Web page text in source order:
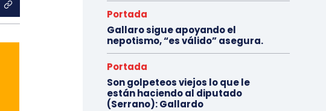
Portada
Gallaro sigue apoyando el
nepotismo, “es válido” asegura.
Portada
Son golpeteos viejos lo que le
están haciendo al diputado
(Serrano): Gallardo